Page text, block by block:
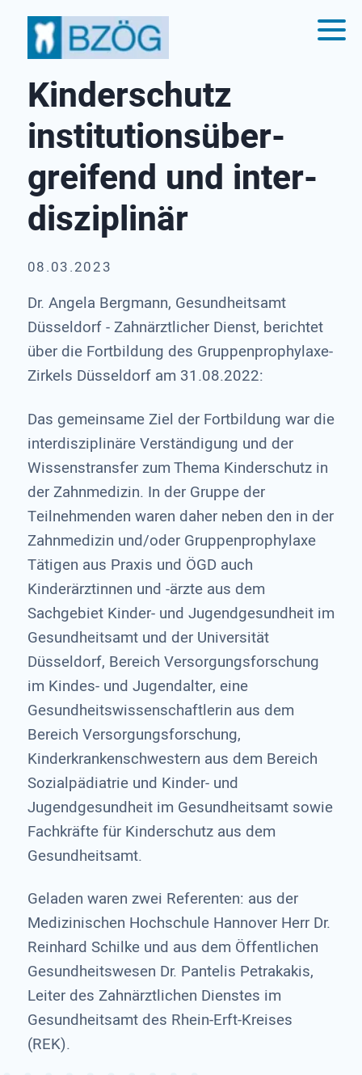
Kinderschutz
institutions­über­
greifend und inter­
disziplinär
08.03.2023
Dr. Angela Bergmann, Gesundheitsamt
Düsseldorf - Zahnärztlicher Dienst, berichtet
über die Fortbildung des Gruppenprophylaxe-
Zirkels Düsseldorf am 31.08.2022:
Das gemeinsame Ziel der Fortbildung war die
interdisziplinäre Verständigung und der
Wissenstransfer zum Thema Kinderschutz in
der Zahnmedizin. In der Gruppe der
Teilnehmenden waren daher neben den in der
Zahnmedizin und/oder Gruppenprophylaxe
Tätigen aus Praxis und ÖGD auch
Kinderärztinnen und -ärzte aus dem
Sachgebiet Kinder- und Jugendgesundheit im
Gesundheitsamt und der Universität
Düsseldorf, Bereich Versorgungsforschung
im Kindes- und Jugendalter, eine
Gesundheitswissenschaftlerin aus dem
Bereich Versorgungsforschung,
Kinderkrankenschwestern aus dem Bereich
Sozialpädiatrie und Kinder- und
Jugendgesundheit im Gesundheitsamt sowie
Fachkräfte für Kinderschutz aus dem
Gesundheitsamt.
Geladen waren zwei Referenten: aus der
Medizinischen Hochschule Hannover Herr Dr.
Reinhard Schilke und aus dem Öffentlichen
Gesundheitswesen Dr. Pantelis Petrakakis,
Leiter des Zahnärztlichen Dienstes im
Gesundheitsamt des Rhein-Erft-Kreises
(REK).